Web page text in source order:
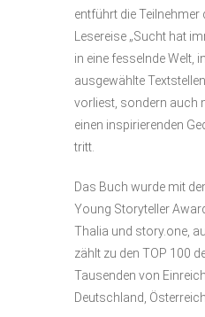
entführt die Teilnehmer
Lesereise „Sucht hat
in eine fesselnde Welt,
ausgewählte
vorliest, sondern auch
einen inspirierenden
tritt.
Das Buch wurde mit
Young Storyteller
Thalia und story.one,
zählt zu den TOP 100
Tausenden von
Deutschland,